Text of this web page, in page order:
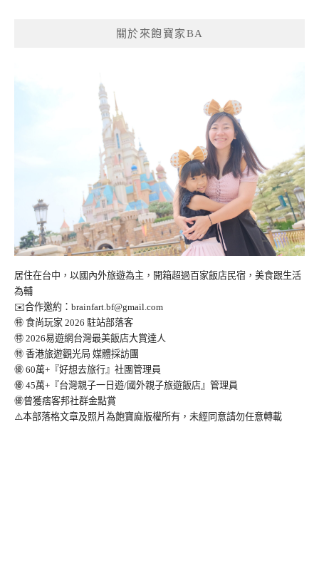
關於來飽寶家BA
居住在台中，以國內外旅遊為主，開箱超過百家飯店民宿，美食跟生活
為輔
✉️合作邀約： brainfart.bf@gmail.com
㊕ 食尚玩家 2026 駐站部落客
㊕ 2026易遊網台灣最美飯店大賞達人
㊕ 香港旅遊觀光局 媒體採訪團
㊝ 60萬+『好想去旅行』社團管理員
㊝ 45萬+『台灣親子一日遊/國外親子旅遊飯店』管理員
㊝曾獲痞客邦社群金點賞
⚠️本部落格文章及照片為飽寶麻版權所有，未經同意請勿任意轉載